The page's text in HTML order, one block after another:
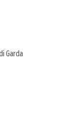
Garda